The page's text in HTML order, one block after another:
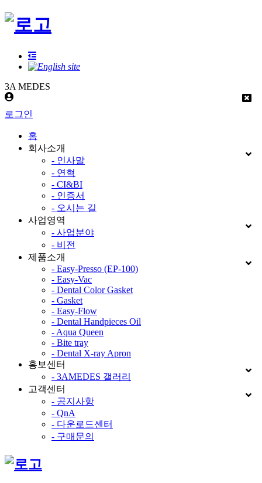
3A MEDES
로그인
홈
회사소개
- 인사말
- 연혁
- CI&BI
- 인증서
- 오시는 길
사업영역
- 사업분야
- 비전
제품소개
- Easy-Presso (EP-100)
- Easy-Vac
- Dental Color Gasket
- Gasket
- Easy-Flow
- Dental Handpieces Oil
- Aqua Queen
- Bite tray
- Dental X-ray Apron
홍보센터
- 3AMEDES 갤러리
고객센터
- 공지사항
- QnA
- 다운로드센터
- 구매문의